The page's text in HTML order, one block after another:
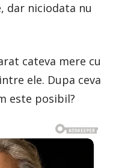
dar niciodata nu
cateva mere cu
ele. Dupa ceva
este posibil?